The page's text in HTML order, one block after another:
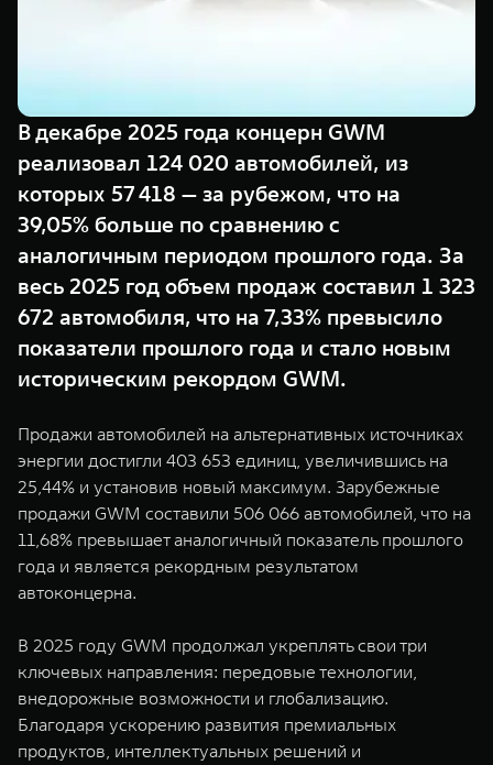
TANK 500
Веди за собой
от 6 499 000 ₽ от 10 199 000 ₽
WEY 07
Расширяя границы комфорта
от 6 149 000 ₽
WEY 05
Эстетика нового времени
от 5 699 000 ₽
WEY 80
Масштаб возможностей
от 6 449 000 ₽
WEY 80 Лаундж
Масштаб возможностей
от 8 099 000 ₽
TANK Финансы
TANK ФИНАНСЫ
TANK Кредит
TANK Лизинг
ЦИФРОВЫЕ СЕРВИСЫ TANK
Цифровые сервисы TANK
В декабре 2025 года концерн GWM
реализовал 124 020 автомобилей, из
которых 57 418 — за рубежом, что на
39,05% больше по сравнению с
аналогичным периодом прошлого года. За
весь 2025 год объем продаж составил 1 323
672 автомобиля, что на 7,33% превысило
показатели прошлого года и стало новым
историческим рекордом GWM.
Продажи автомобилей на альтернативных источниках
энергии достигли 403 653 единиц, увеличившись на
25,44% и установив новый максимум. Зарубежные
продажи GWM составили 506 066 автомобилей, что на
11,68% превышает аналогичный показатель прошлого
года и является рекордным результатом
автоконцерна.
В 2025 году GWM продолжал укреплять свои три
ключевых направления: передовые технологии,
внедорожные возможности и глобализацию.
Благодаря ускорению развития премиальных
продуктов, интеллектуальных решений и